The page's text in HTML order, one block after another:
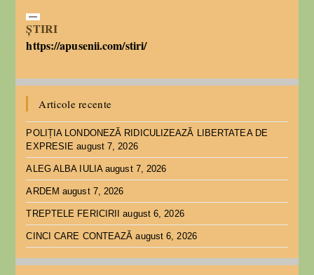
ȘTIRI
https://apusenii.com/stiri/
Articole recente
POLIȚIA LONDONEZĂ RIDICULIZEAZĂ LIBERTATEA DE
EXPRESIE august 7, 2026
ALEG ALBA IULIA august 7, 2026
ARDEM august 7, 2026
TREPTELE FERICIRII august 6, 2026
CINCI CARE CONTEAZĂ august 6, 2026